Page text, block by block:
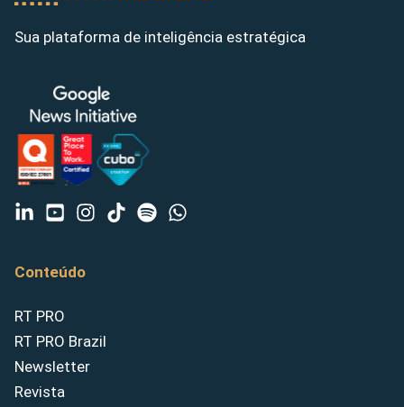
Sua plataforma de inteligência estratégica
Conteúdo
RT PRO
RT PRO Brazil
Newsletter
Revista